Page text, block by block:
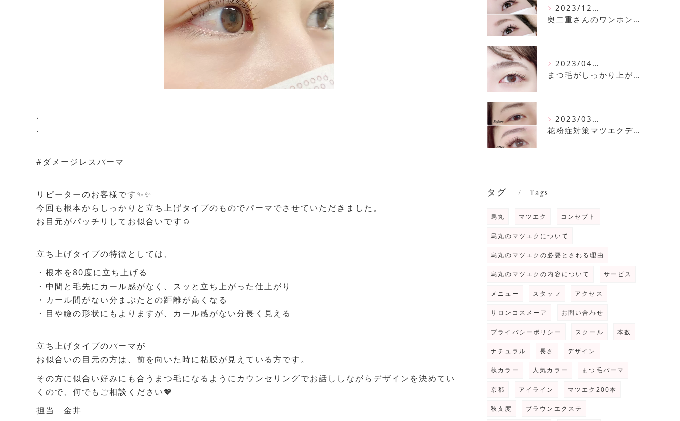
.
.
#ダメージレスパーマ
リピーターのお客様です✨✨
今回も根本からしっかりと立ち上げタイプのものでパーマでさせていただきました。
お目元がパッチリしてお似合いです☺️
立ち上げタイプの特徴としては、
・根本を80度に立ち上げる
・中間と毛先にカール感がなく、スッと立ち上がった仕上がり
・カール間がない分まぶたとの距離が高くなる
・目や瞼の形状にもよりますが、カール感がない分長く見える
立ち上げタイプのパーマが
お似合いの目元の方は、前を向いた時に粘膜が見えている方です。
その方に似合い好みにも合うまつ毛になるようにカウンセリングでお話ししながらデザインを決めてい
くので、何でもご相談ください💖
担当 金井
2023/12/16
奥二重さんのワンホンマツエク
2023/04/11
まつ毛がしっかり上がるまつ毛パーマ
2023/03/30
花粉症対策マツエクデザイン
タグ Tags
烏丸 マツエク コンセプト
烏丸のマツエクについて
烏丸のマツエクの必要とされる理由
烏丸のマツエクの内容について サービス
メニュー スタッフ アクセス
サロンコスメーア お問い合わせ
プライバシーポリシー スクール 本数
ナチュラル 長さ デザイン
秋カラー 人気カラー まつ毛パーマ
京都 アイライン マツエク200本
秋支度 ブラウンエクステ